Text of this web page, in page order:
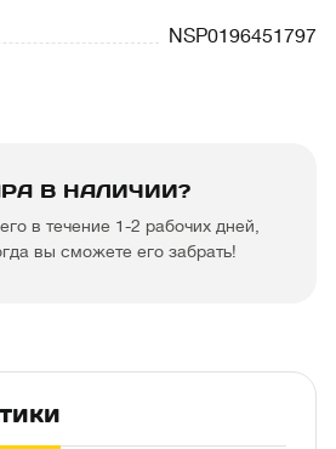
NSP0196451797
В НАЛИЧИИ?
в течение 1-2 рабочих дней,
вы сможете его забрать!